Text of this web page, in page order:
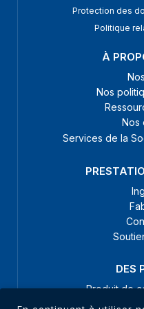
Protection des
Politique
À
Nos
Nos
Services de la
DES
Produit de